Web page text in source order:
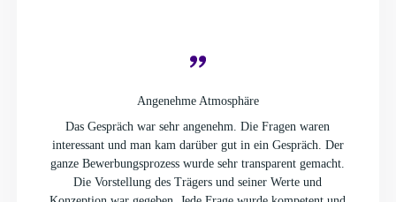
Angenehme Atmosphäre
Das Gespräch war sehr angenehm. Die Fragen waren
interessant und man kam darüber gut in ein Gespräch. Der
ganze Bewerbungsprozess wurde sehr transparent gemacht.
Die Vorstellung des Trägers und seiner Werte und